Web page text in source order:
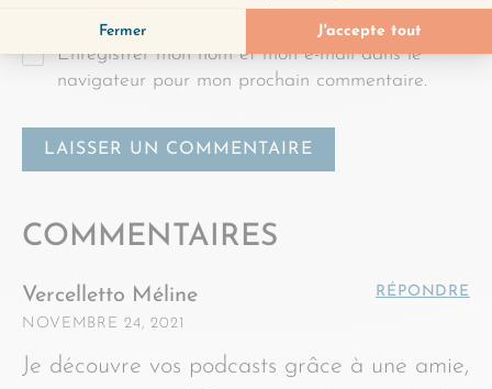
Enregistrer mon nom et mon e-mail dans le
navigateur pour mon prochain commentaire.
COMMENTAIRES
Vercelletto Méline
NOVEMBRE 24, 2021
RÉPONDRE
Je découvre vos podcasts grâce à une amie,